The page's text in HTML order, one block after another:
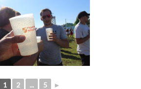
1 2 ... 5 ►